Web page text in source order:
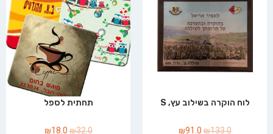
לוח הוקרה בשילוב עץ, S
₪133.0
₪91.0
תחתית לספל
₪32.0
₪18.0